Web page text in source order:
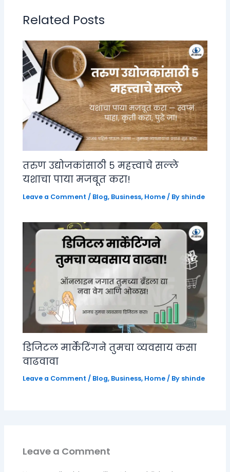
Related Posts
तरुण उद्योजकांसाठी ५ महत्त्वाचे सल्ले
यशाचा पाया मजबूत करा!
Leave a Comment / Blog, Business, Home / By shinde
डिजिटल मार्केटिंगने तुमचा व्यवसाय कसा
वाढवावा
Leave a Comment / Blog, Business, Home/ By shinde
Leave a Comment